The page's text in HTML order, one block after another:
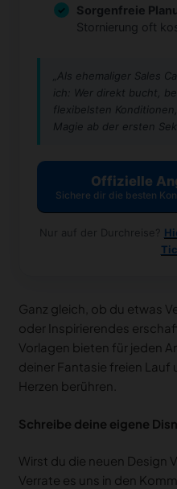
Sorgenfreie
Stornierung oft
„Als ehemaliger Sales
ich: Wer direkt bucht,
flexibelsten
Magie ab der ersten
Offizielle
Sichere dir die besten
Nur auf der Durchreise?
Ganz gleich, ob du etwas
oder Inspirierendes
Vorlagen bieten für jeden
deiner Fantasie freien Lauf
Herzen berühren.
Schreibe deine eigene
Wirst du die neuen Design
Verrate es uns in den